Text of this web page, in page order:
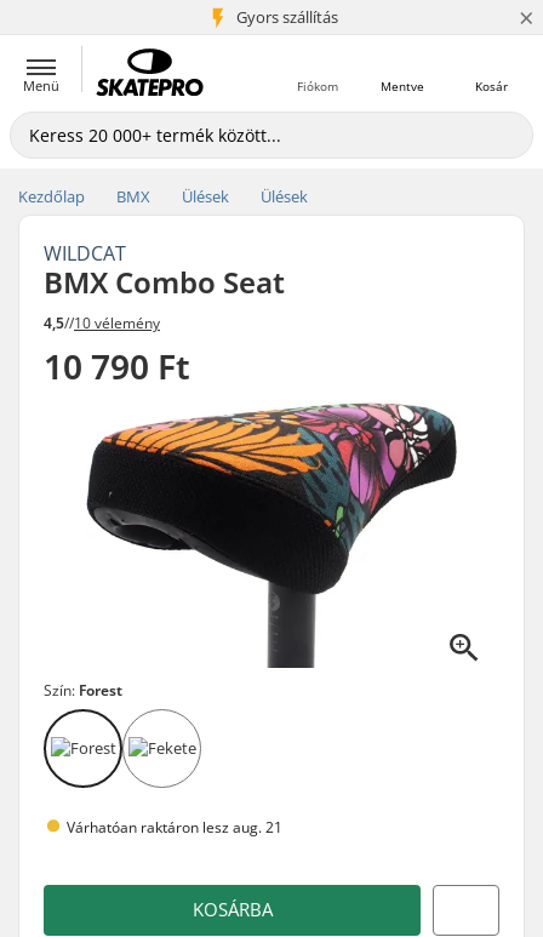
Gyors szállítás
5+ millió ügyfél ×
Menü Kosár
Mentve
Fiókom
Kezdőlap BMX Ülések Ülések
WILDCAT
BMX Combo Seat
4,5//10 vélemény
10 790 Ft
Szín: Forest
Várhatóan raktáron lesz aug. 21
KOSÁRBA